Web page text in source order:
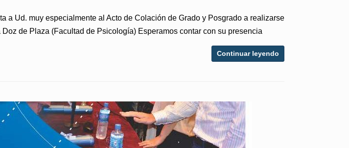
a Ud. muy especialmente al Acto de Colación de Grado y Posgrado a realizarse
de Plaza (Facultad de Psicología) Esperamos contar con su presencia
Continuar leyendo